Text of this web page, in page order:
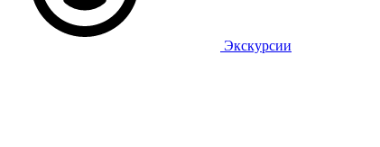
Экскурсии